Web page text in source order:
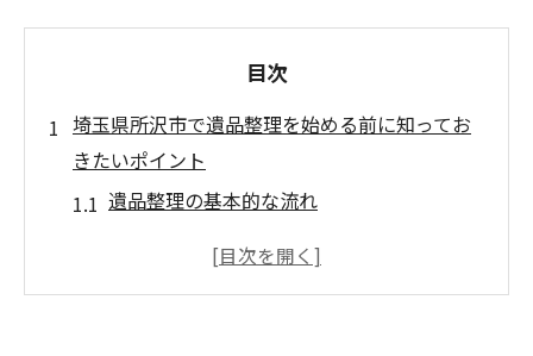
目次
埼玉県所沢市で遺品整理を始める前に知ってお
きたいポイント
遺品整理の基本的な流れ
事前に準備しておくべき書類と情報